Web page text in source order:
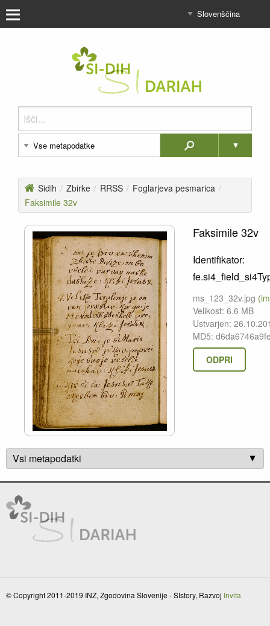
Sidih / Zbirke / RRSS / Foglarjeva pesmarica /
Faksimile 32v
Faksimile 32v
Identifikator:
ms_123_32v.jpg
Velikost: 6.6 MB
Ustvarjen:
MD5:
ODPRI
Vsi metapodatki
© Copyright 2011-2019 INZ, Zgodovina Slovenije - SIstory, Razvoj Invita